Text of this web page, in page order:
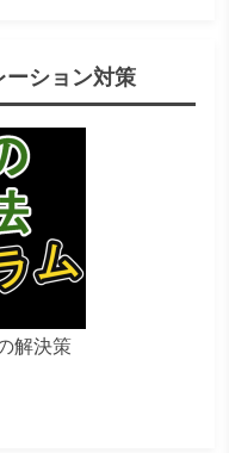
ーション対策
解決策